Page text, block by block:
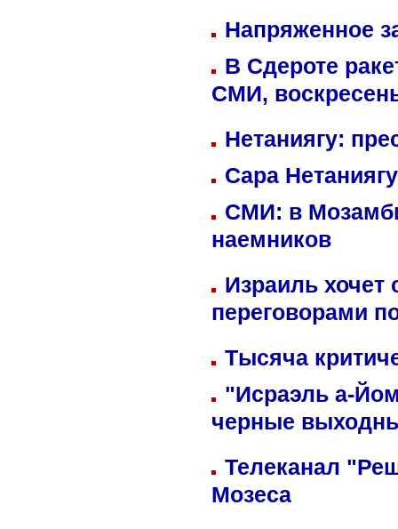
Напряженное
В Сдероте
СМИ,
Нетаниягу:
Сара
СМИ: в
наемников
Израиль хочет
переговорами
Тысяча
"Исраэль а-
черные
Телеканал
Мозеса